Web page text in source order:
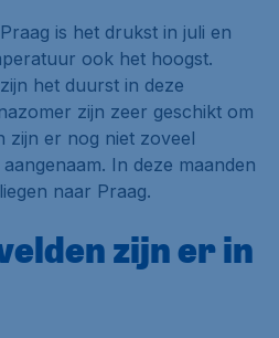
is het drukst in juli en
ook het hoogst.
het duurst in deze
zijn zeer geschikt om
zijn er nog niet zoveel
In deze maanden
naar Praag.
zijn er in